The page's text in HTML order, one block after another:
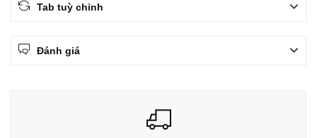
Tab tuỳ chỉnh
Đánh giá